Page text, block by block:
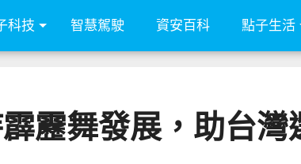
科技 智慧駕駛 資安百科 點子生活
靂舞發展，助台灣